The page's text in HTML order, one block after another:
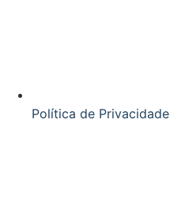
Política de Privacidade